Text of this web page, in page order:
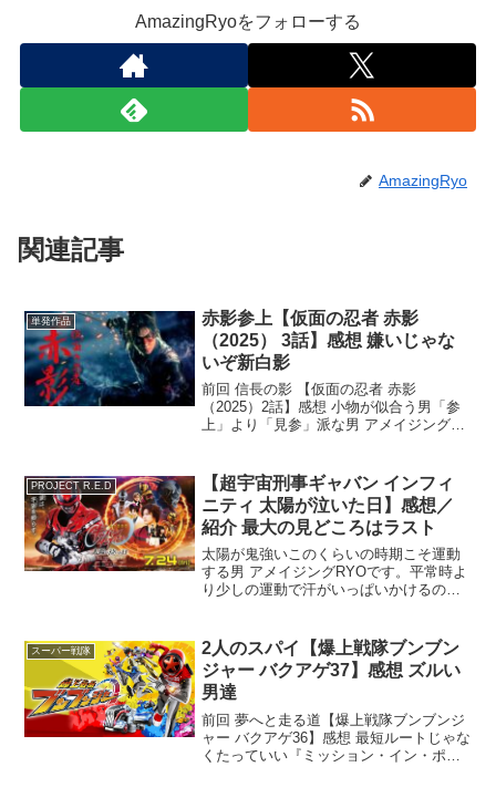
AmazingRyoをフォローする
AmazingRyo
関連記事
単発作品
赤影参上【仮面の忍者 赤影
（2025） 3話】感想 嫌いじゃな
いぞ新白影
前回 信長の影 【仮面の忍者 赤影
（2025）2話】感想 小物が似合う男「参
上」より「見参」派な男 アメイジング
を買おう。赤影参上！な3話を語っていき
ましょうあらすじ...
PROJECT R.E.D
【超宇宙刑事ギャバン インフィ
ニティ 太陽が泣いた日】感想／
紹介 最大の見どころはラスト
太陽が鬼強いこのくらいの時期こそ運動
する男 アメイジングRYOです。平常時よ
り少しの運動で汗がいっぱいかけるので
の時期がやってきた！まずは超ギャバン
の方からネタバレ少な...
スーパー戦隊
2人のスパイ【爆上戦隊ブンブン
ジャー バクアゲ37】感想 ズルい
男達
前回 夢へと走る道【爆上戦隊ブンブンジ
ャー バクアゲ36】感想 最短ルートじゃな
くたっていい『ミッション・イン・ポッ